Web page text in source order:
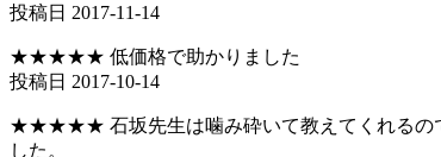
投稿日 2017-11-14
★★★★★ 低価格で助かりました
投稿日 2017-10-14
★★★★★ 石坂先生は噛み砕いて教えてくれるので
した。